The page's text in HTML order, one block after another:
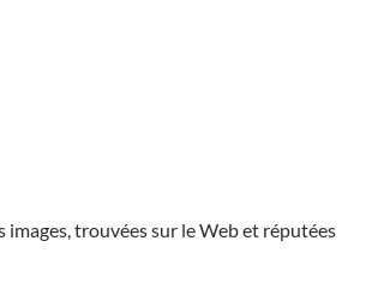
images, trouvées sur le Web et réputées